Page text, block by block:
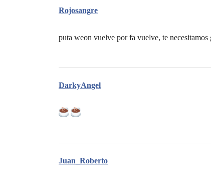
Rojosangre
puta weon vuelve por fa vuelve, te necesitamos
DarkyAngel
Juan_Roberto